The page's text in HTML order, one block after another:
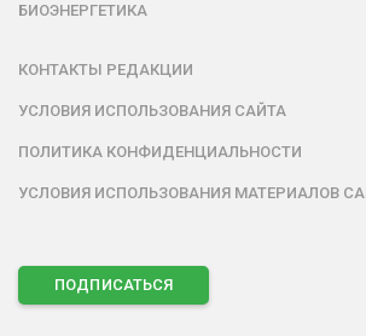
БИОЭНЕРГЕТИКА
КОНТАКТЫ РЕДАКЦИИ
УСЛОВИЯ ИСПОЛЬЗОВАНИЯ САЙТА
ПОЛИТИКА КОНФИДЕНЦИАЛЬНОСТИ
УСЛОВИЯ ИСПОЛЬЗОВАНИЯ МАТЕРИАЛОВ
ПОДПИСАТЬСЯ